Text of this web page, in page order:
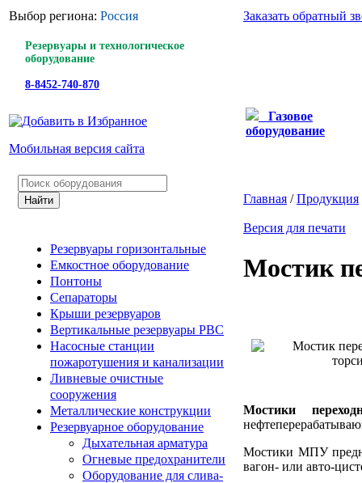
Выбор региона: Россия
Резервуары и технологическое
оборудование
8-8452-740-870
Мобильная версия сайта
Заказать обратный
Газовое
оборудование
Резервуары горизонтальные
Емкостное оборудование
Понтоны
Сепараторы
Крыши резервуаров
Вертикальные резервуары РВС
Насосные станции
пожаротушения и канализации
Ливневые очистные
сооружения
Металлические конструкции
Резервуарное оборудование
Дыхательная арматура
Огневые предохранители
Оборудование для слива-
Главная /Продукция
Версия для печати
Мостик
Мостики
Мостики МПУ
вагон- или авто-